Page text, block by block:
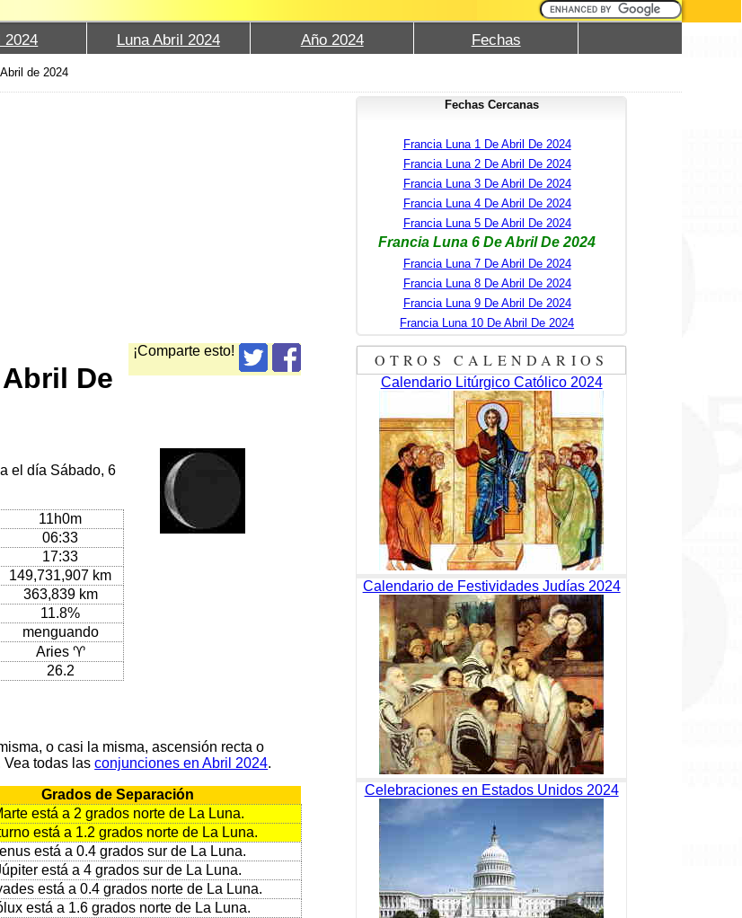
2024 Luna Abril 2024 Año 2024 Fechas
de 2024
¡Comparte esto!
De
el día Sábado, 6
11h0m
06:33
17:33
149,731,907 km
363,839 km
11.8%
menguando
Aries ♈
26.2
o casi la misma, ascensión recta o
Vea todas lasconjunciones en Abril 2024.
Grados de Separación
está a 2 grados norte de La Luna.
está a 1.2 grados norte de La Luna.
está a 0.4 grados sur de La Luna.
está a 4 grados sur de La Luna.
está a 0.4 grados norte de La Luna.
está a 1.6 grados norte de La Luna.
Fechas Cercanas
Francia Luna 1 De Abril De 2024
Francia Luna 2 De Abril De 2024
Francia Luna 3 De Abril De 2024
Francia Luna 4 De Abril De 2024
Francia Luna 5 De Abril De 2024
Francia Luna 6 De Abril De 2024
Francia Luna 7 De Abril De 2024
Francia Luna 8 De Abril De 2024
Francia Luna 9 De Abril De 2024
Francia Luna 10 De Abril De 2024
OTROS CALENDARIOS
Calendario Litúrgico Católico 2024
Calendario de Festividades Judías 2024
Celebraciones en Estados Unidos 2024